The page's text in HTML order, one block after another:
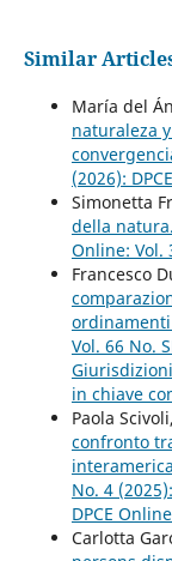
Similar
María del
naturaleza
(2026):
Simonetta
della
Online: Vol.
Francesco
Vol. 66 No.
in chiave
Paola Scivoli,
confronto
No. 4
DPCE
Carlotta